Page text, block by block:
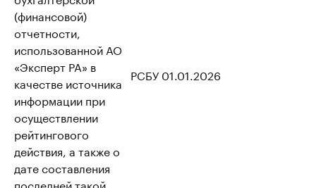
(финансовой)
отчетности,
использованной АО
«Эксперт РА» в
качестве источника
информации при
осуществлении
рейтингового
действия, а также о
дате составления
последней такой
РСБУ 01.01.2026